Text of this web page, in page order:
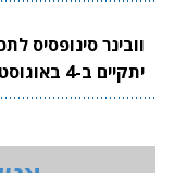
יתקיים ב-4 באוגוסט 2026